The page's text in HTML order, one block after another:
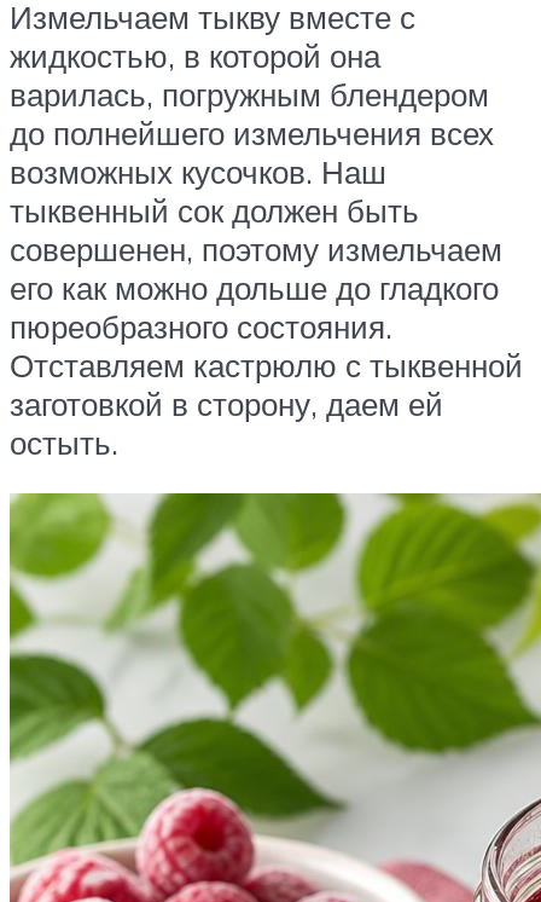
Измельчаем тыкву вместе с
жидкостью, в которой она
варилась, погружным блендером
до полнейшего измельчения всех
возможных кусочков. Наш
тыквенный сок должен быть
совершенен, поэтому измельчаем
его как можно дольше до гладкого
пюреобразного состояния.
Отставляем кастрюлю с тыквенной
заготовкой в сторону, даем ей
остыть.